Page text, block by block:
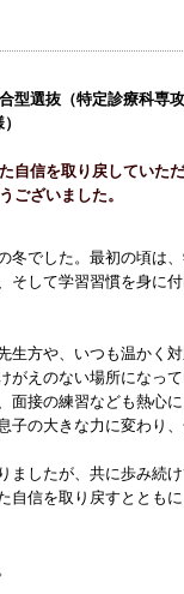
型選抜（特定診療科専
自信を取り戻していた
ございました。
冬でした。最初の頃は
そして学習習慣を身に
生方や、いつも温かく
がえのない場所になっ
面接の練習なども熱心
の大きな力に変わり
ましたが、共に歩み続
自信を取り戻すととも